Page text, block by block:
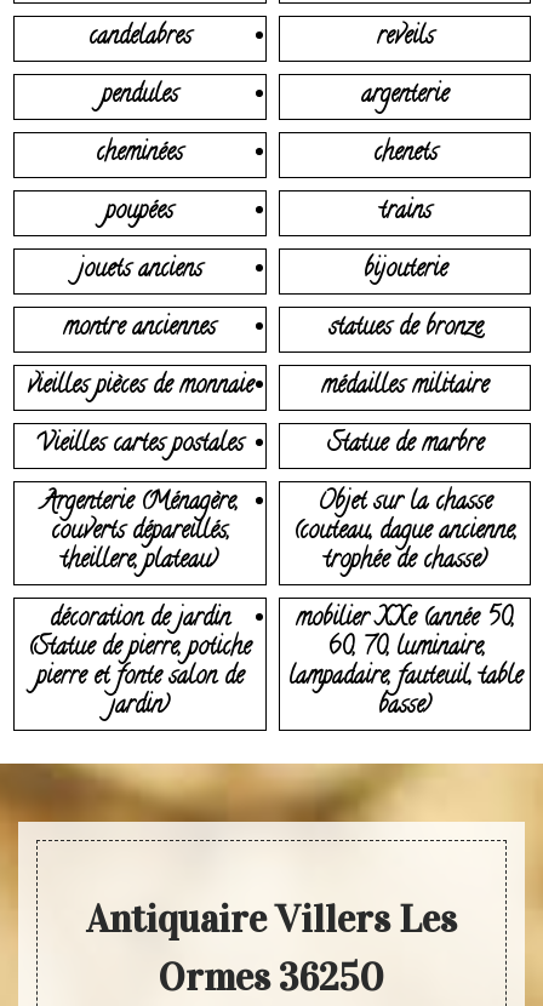
candelabres
reveils
pendules
argenterie
cheminées
chenets
poupées
trains
jouets anciens
bijouterie
montre anciennes
statues de bronze
vieilles pièces de monnaie
médailles militaire
Vieilles cartes postales
Statue de marbre
Argenterie (Ménagère,
couverts dépareillés,
theillere, plateau)
Objet sur la chasse
(couteau, dague ancienne,
trophée de chasse)
décoration de jardin
(Statue de pierre, potiche
pierre et fonte salon de
jardin)
mobilier XXe (année 50,
60, 70, luminaire,
lampadaire, fauteuil, table
basse)
Antiquaire Villers Les
Ormes 36250